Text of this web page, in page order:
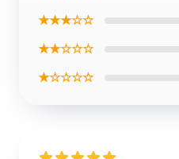
★★★☆☆
★★☆☆☆
★☆☆☆☆